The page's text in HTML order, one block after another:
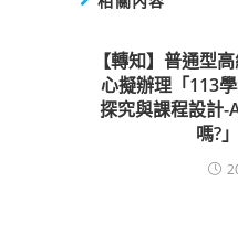
【轉知】普通型
心擬辦理「113
探究與課程設計-
嗎?